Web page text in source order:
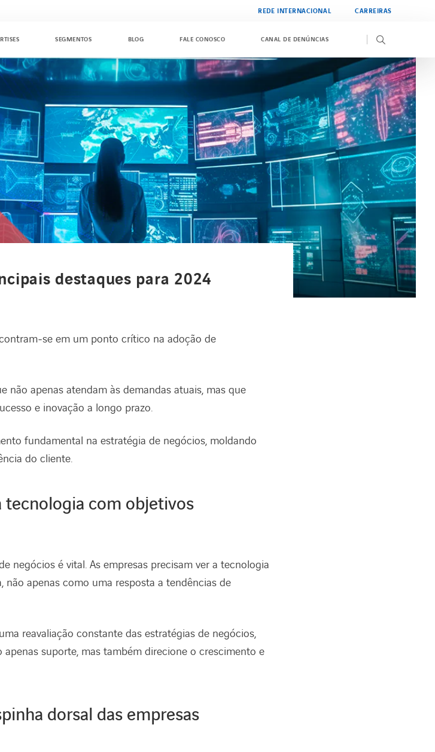
REDE INTERNACIONAL CARREIRAS
SEGMENTOS BLOG FALE CONOSCO CANAL DE DENÚNCIAS
destaques para 2024
se em um ponto crítico na adoção de
não apenas atendam às demandas atuais, mas que
e inovação a longo prazo.
fundamental na estratégia de negócios, moldando
do cliente.
com objetivos
negócios é vital. As empresas precisam ver a tecnologia
apenas como uma resposta a tendências de
reavaliação constante das estratégias de negócios,
suporte, mas também direcione o crescimento e
dorsal das empresas